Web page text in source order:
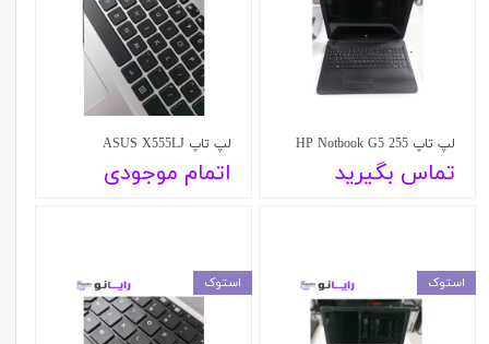
لپ تاپ 255 HP Notbook G5
تماس بگیرید
لپ تاپ ASUS X555LJ
اتمام موجودی
استوک استوک